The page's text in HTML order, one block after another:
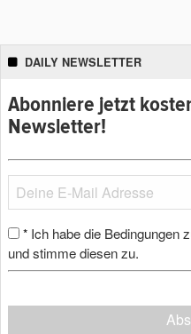
DAILY NEWSLETTER
Abonniere jetzt
Newsletter!
* Ich habe die Bedingungen
und stimme diesen zu.